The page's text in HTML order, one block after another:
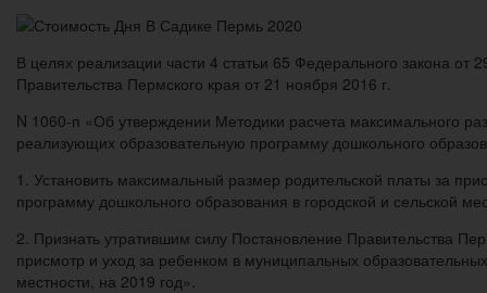
В целях реализации части 4 статьи 65 Федерального закона
Правительства Пермского края от 21 ноября 2016 г.
N 1060-п «Об утверждении Методики расчета максимального
реализующих образовательную программу дошкольного
1. Установить максимальный размер родительской платы за
программу дошкольного образования в городской и сельской
2. Признать утратившим силу Постановление Правительства
присмотр и уход за ребенком в муниципальных
местности, на 2019 год».